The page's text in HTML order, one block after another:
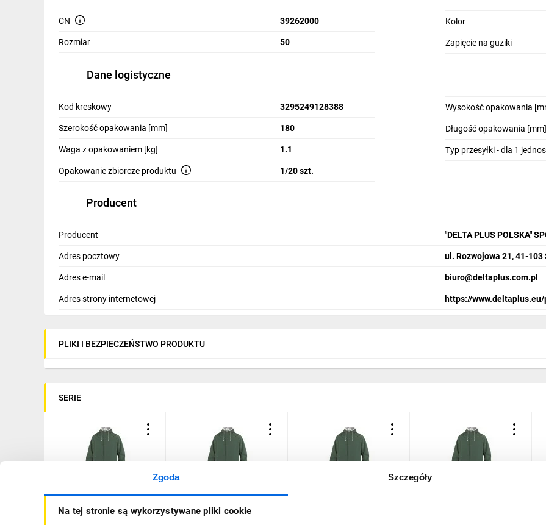
Zgoda Szczegóły
Na tej stronie są wykorzystywane pliki cookie
Smart home
Elektromobilność
CN 39262000
Rozmiar 50
Kolor
Zapięcie na guziki
Dane logistyczne
Kod kreskowy 3295249128388
Szerokość opakowania [mm] 180
Waga z opakowaniem [kg] 1.1
Opakowanie zbiorcze produktu 1/20 szt.
Wysokość opakowania
Długość opakowania [mm]
Typ przesyłki - dla 1
Producent
Producent "DELTA PLUS POLSKA"
Adres pocztowy ul. Rozwojowa 21, 41-
Adres e-mail biuro@deltaplus.com.pl
Adres strony internetowej https://
PLIKI I BEZPIECZEŃSTWO PRODUKTU
SERIE
Płaszcz
przeciwdeszczowy z
przeciwdeszczowy z